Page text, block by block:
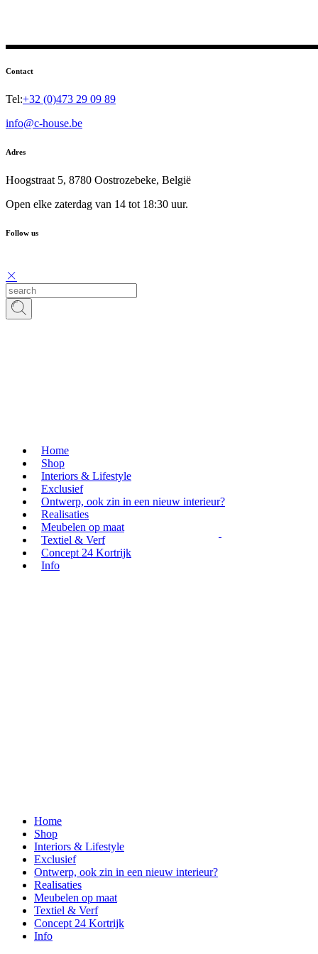
Contact
Tel:+32 (0)473 29 09 89
info@c-house.be
Adres
Hoogstraat 5, 8780 Oostrozebeke, België
Open elke zaterdag van 14 tot 18:30 uur.
Follow us
Home
Shop
Interiors & Lifestyle
Exclusief
Ontwerp, ook zin in een nieuw interieur?
Realisaties
Meubelen op maat
Textiel & Verf
Concept 24 Kortrijk
Info
Home
Shop
Interiors & Lifestyle
Exclusief
Ontwerp, ook zin in een nieuw interieur?
Realisaties
Meubelen op maat
Textiel & Verf
Concept 24 Kortrijk
Info